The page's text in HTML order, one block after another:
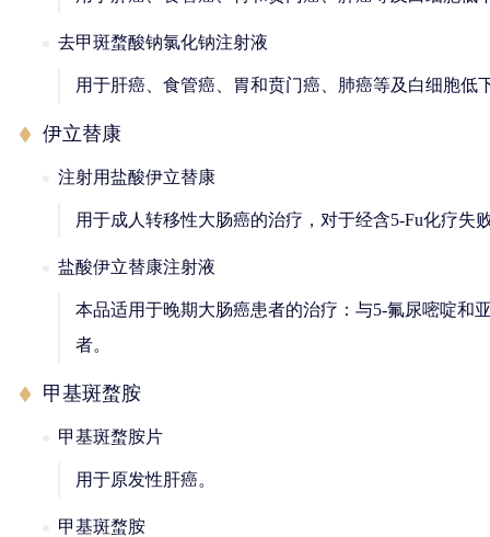
去甲斑蝥酸钠氯化钠注射液
用于肝癌、食管癌、胃和贲门癌、肺癌等及白细胞
伊立替康
注射用盐酸伊立替康
用于成人转移性大肠癌的治疗，对于经含5-Fu化疗失
盐酸伊立替康注射液
本品适用于晚期大肠癌患者的治疗：与5-氟尿嘧啶和
者。
甲基斑蝥胺
甲基斑蝥胺片
用于原发性肝癌。
甲基斑蝥胺